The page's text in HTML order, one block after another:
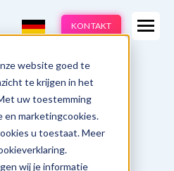
website goed te
te krijgen in het
uw toestemming
en marketingcookies.
u toestaat. Meer
wij je informatie
KONTAKT
- 11:00u